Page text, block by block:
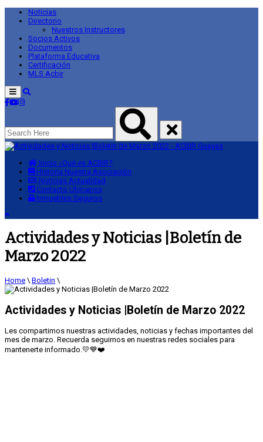
Noticias
Directorio
Nuestros Instructores
Socios Activos
Documentos
Plataforma Educativa
Certificación
MLS Acbir
Menu
Inicio ¿Qué es ACBIR?
Historia Nuestra Asociación
Noticias Actualidad
Contacto Ubícanos
Inmuebles Seguros
Actividades y Noticias |Boletín de
Marzo 2022
Home \ Boletin \
Actividades y Noticias |Boletín de Marzo 2022
Les compartimos nuestras actividades, noticias y fechas importantes del
mes de marzo. Recuerda seguirnos en nuestras redes sociales para
mantenerte informado.💛💙❤️